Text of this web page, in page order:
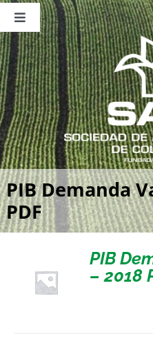
Saltar
contenido
Toggle
Navigation
Nosotros
Publicaciones
Sala de Prensa
Eventos
PIB Demanda
PDF
PIB
– 2018